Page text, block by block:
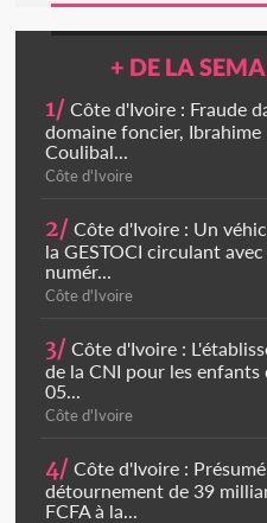
+ DE LA
1/ Côte d'Ivoire : Fraude
domaine foncier, Ibrahime
Coulibal...
Côte d'Ivoire
2/ Côte d'Ivoire : Un
la GESTOCI circulant
numér...
Côte d'Ivoire
3/ Côte d'Ivoire :
de la CNI pour les enfants
05...
Côte d'Ivoire
4/ Côte d'Ivoire : Présumé
détournement de 39
FCFA à la...